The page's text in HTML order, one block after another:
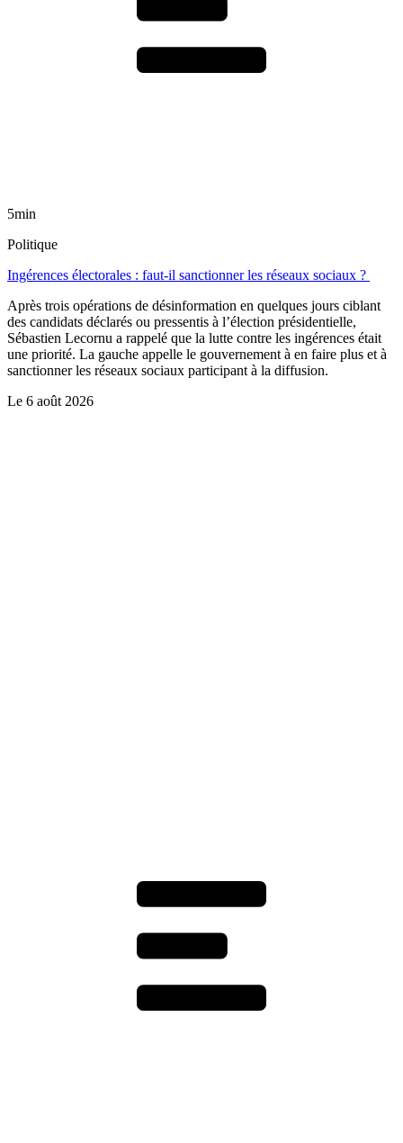
5min
Politique
Ingérences électorales : faut-il sanctionner les réseaux sociaux ?
Après trois opérations de désinformation en quelques jours ciblant
des candidats déclarés ou pressentis à l’élection présidentielle,
Sébastien Lecornu a rappelé que la lutte contre les ingérences était
une priorité. La gauche appelle le gouvernement à en faire plus et à
sanctionner les réseaux sociaux participant à la diffusion.
Le 6 août 2026